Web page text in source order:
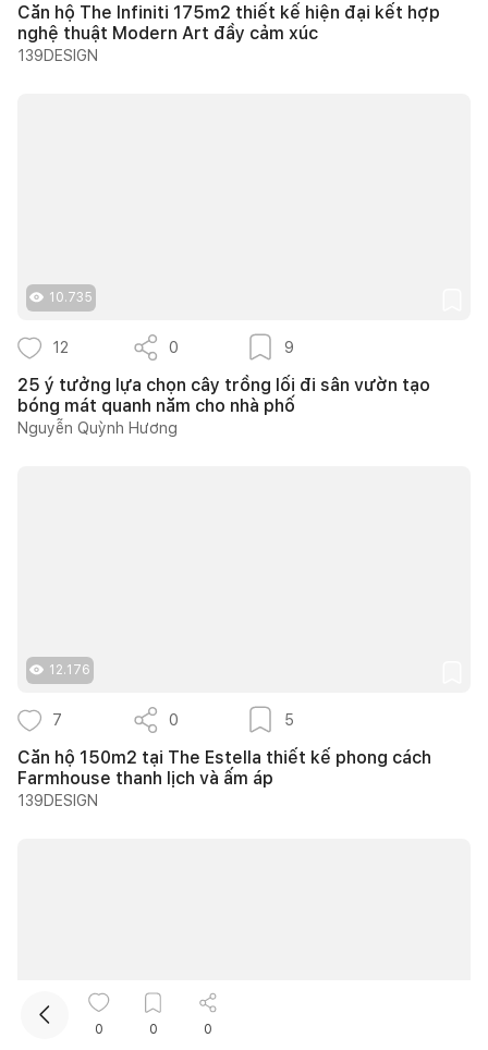
Căn hộ The Infiniti 175m2 thiết kế hiện đại kết hợp
nghệ thuật Modern Art đầy cảm xúc
139DESIGN
10.735
12 0 9
25 ý tưởng lựa chọn cây trồng lối đi sân vườn tạo
bóng mát quanh năm cho nhà phố
Nguyễn Quỳnh Hương
12.176
7 0 5
Căn hộ 150m2 tại The Estella thiết kế phong cách
Farmhouse thanh lịch và ấm áp
139DESIGN
0 0 0
Kết nối thiết kế, thi công